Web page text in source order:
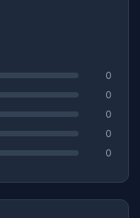
0
0
0
0
0